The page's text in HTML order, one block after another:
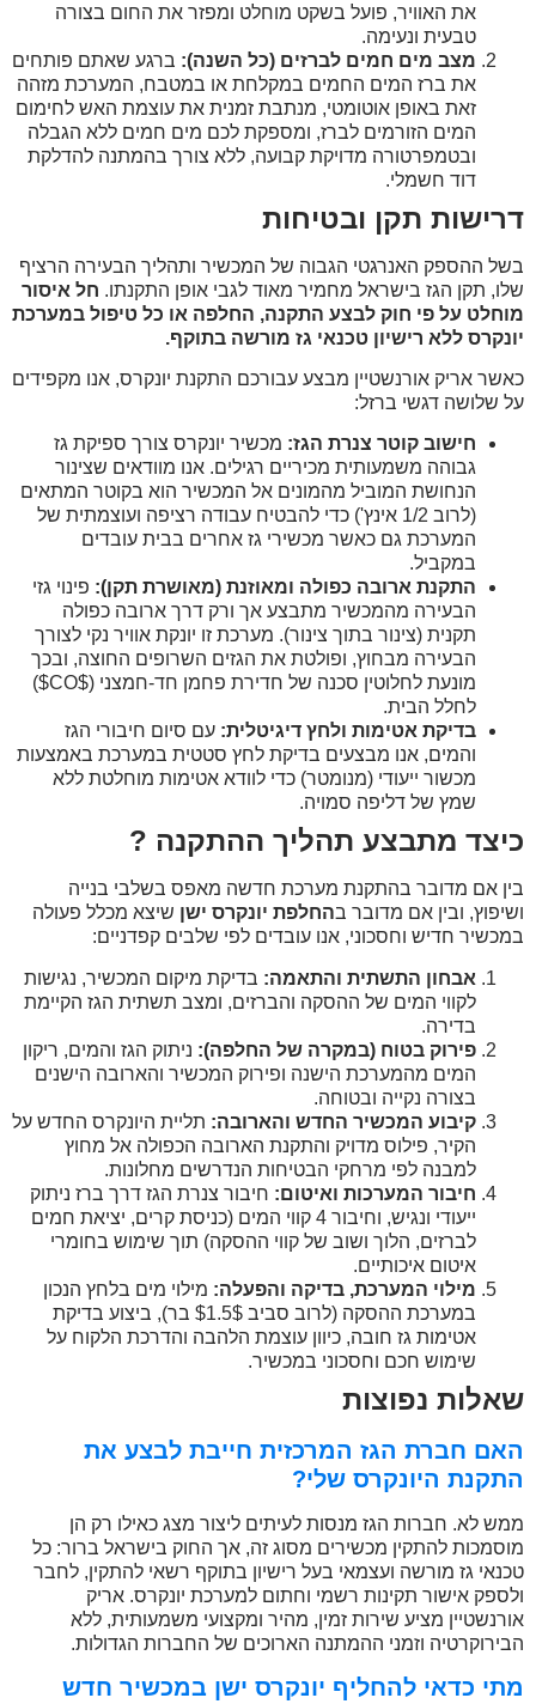
את האוויר, פועל בשקט מוחלט ומפזר את החום בצורה
טבעית ונעימה.
מצב מים חמים לברזים (כל השנה): ברגע שאתם פותחים
את ברז המים החמים במקלחת או במטבח, המערכת מזהה
זאת באופן אוטומטי, מנתבת זמנית את עוצמת האש לחימום
המים הזורמים לברז, ומספקת לכם מים חמים ללא הגבלה
ובטמפרטורה מדויקת קבועה, ללא צורך בהמתנה להדלקת
דוד חשמלי.
דרישות תקן ובטיחות
בשל ההספק האנרגטי הגבוה של המכשיר ותהליך הבעירה הרציף
שלו, תקן הגז בישראל מחמיר מאוד לגבי אופן התקנתו. חל איסור
מוחלט על פי חוק לבצע התקנה, החלפה או כל טיפול במערכת
יונקרס ללא רישיון טכנאי גז מורשה בתוקף.
כאשר אריק אורנשטיין מבצע עבורכם התקנת יונקרס, אנו מקפידים
על שלושה דגשי ברזל:
חישוב קוטר צנרת הגז: מכשיר יונקרס צורך ספיקת גז
גבוהה משמעותית מכיריים רגילים. אנו מוודאים שצינור
הנחושת המוביל מהמונים אל המכשיר הוא בקוטר המתאים
(לרוב 1/2 אינץ') כדי להבטיח עבודה רציפה ועוצמתית של
המערכת גם כאשר מכשירי גז אחרים בבית עובדים
במקביל.
התקנת ארובה כפולה ומאוזנת (מאושרת תקן): פינוי גזי
הבעירה מהמכשיר מתבצע אך ורק דרך ארובה כפולה
תקנית (צינור בתוך צינור). מערכת זו יונקת אוויר נקי לצורך
הבעירה מבחוץ, ופולטת את הגזים השרופים החוצה, ובכך
מונעת לחלוטין סכנה של חדירת פחמן חד-חמצני ($CO$)
לחלל הבית.
בדיקת אטימות ולחץ דיגיטלית: עם סיום חיבורי הגז
והמים, אנו מבצעים בדיקת לחץ סטטית במערכת באמצעות
מכשור ייעודי (מנומטר) כדי לוודא אטימות מוחלטת ללא
שמץ של דליפה סמויה.
כיצד מתבצע תהליך ההתקנה ?
בין אם מדובר בהתקנת מערכת חדשה מאפס בשלבי בנייה
ושיפוץ, ובין אם מדובר בהחלפת יונקרס ישן שיצא מכלל פעולה
במכשיר חדיש וחסכוני, אנו עובדים לפי שלבים קפדניים:
אבחון התשתית והתאמה: בדיקת מיקום המכשיר, נגישות
לקווי המים של ההסקה והברזים, ומצב תשתית הגז הקיימת
בדירה.
פירוק בטוח (במקרה של החלפה): ניתוק הגז והמים, ריקון
המים מהמערכת הישנה ופירוק המכשיר והארובה הישנים
בצורה נקייה ובטוחה.
קיבוע המכשיר החדש והארובה: תליית היונקרס החדש על
הקיר, פילוס מדויק והתקנת הארובה הכפולה אל מחוץ
למבנה לפי מרחקי הבטיחות הנדרשים מחלונות.
חיבור המערכות ואיטום: חיבור צנרת הגז דרך ברז ניתוק
ייעודי ונגיש, וחיבור 4 קווי המים (כניסת קרים, יציאת חמים
לברזים, הלוך ושוב של קווי ההסקה) תוך שימוש בחומרי
איטום איכותיים.
מילוי המערכת, בדיקה והפעלה: מילוי מים בלחץ הנכון
במערכת ההסקה (לרוב סביב $1.5$ בר), ביצוע בדיקת
אטימות גז חובה, כיוון עוצמת הלהבה והדרכת הלקוח על
שימוש חכם וחסכוני במכשיר.
שאלות נפוצות
האם חברת הגז המרכזית חייבת לבצע את
התקנת היונקרס שלי?
ממש לא. חברות הגז מנסות לעיתים ליצור מצג כאילו רק הן
מוסמכות להתקין מכשירים מסוג זה, אך החוק בישראל ברור: כל
טכנאי גז מורשה ועצמאי בעל רישיון בתוקף רשאי להתקין, לחבר
ולספק אישור תקינות רשמי וחתום למערכת יונקרס. אריק
אורנשטיין מציע שירות זמין, מהיר ומקצועי משמעותית, ללא
הבירוקרטיה וזמני ההמתנה הארוכים של החברות הגדולות.
מתי כדאי להחליף יונקרס ישן במכשיר חדש